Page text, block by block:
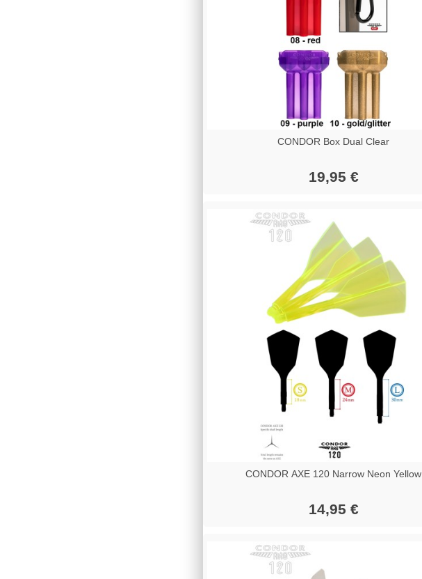
CONDOR Box Dual Clear
19,95 €
CONDOR AXE 120 Narrow Neon Yellow
14,95 €